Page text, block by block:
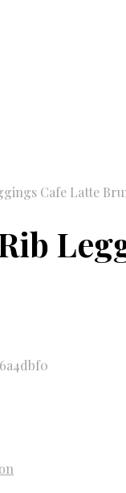
Cafe Latte